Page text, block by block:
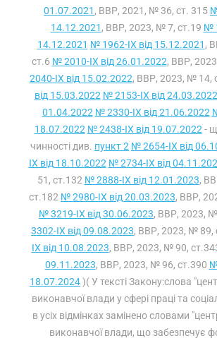
01.07.2021 , ВВР, 2021, № 36, ст. 315
14.12.2021 , ВВР, 2023, № 7, ст.19 №
14.12.2021 № 1962-IX від 15.12.2021 ,
ст.6 № 2010-IX від 26.01.2022, ВВР,
2040-IX від 15.02.2022, ВВР, 2023, № 14,
від 15.03.2022 № 2153-IX від 24.03.2022
01.04.2022 № 2330-IX від 21.06.2022
18.07.2022 № 2438-IX від 19.07.2022 -
чинності див. пункт 2 № 2654-IX від
IX від 18.10.2022 № 2734-IX від
51, ст.132 № 2888-IX від 12.01.2023,
ст.182 № 2980-IX від 20.03.2023, ВВР,
№ 3219-IX від 30.06.2023, ВВР, 2023,
3302-IX від 09.08.2023, ВВР, 2023, № 89,
IX від 10.08.2023, ВВР, 2023, № 90,
09.11.2023, ВВР, 2023, № 96, ст.390
18.07.2024)( У тексті Закону:слова
виконавчої влади у сфері праці та
в усіх відмінках замінено словами
виконавчої влади, що забезпечує